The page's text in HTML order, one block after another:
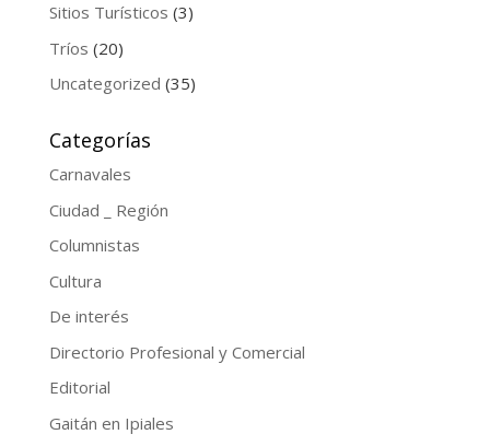
Sitios Turísticos (3)
Tríos (20)
Uncategorized (35)
Categorías
Carnavales
Ciudad _ Región
Columnistas
Cultura
De interés
Directorio Profesional y Comercial
Editorial
Gaitán en Ipiales